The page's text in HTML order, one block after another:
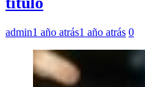
admin1 año atrás1 año atrás 0